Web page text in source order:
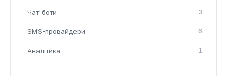
Чат-боти 3
SMS-провайдери 6
Аналітика 1